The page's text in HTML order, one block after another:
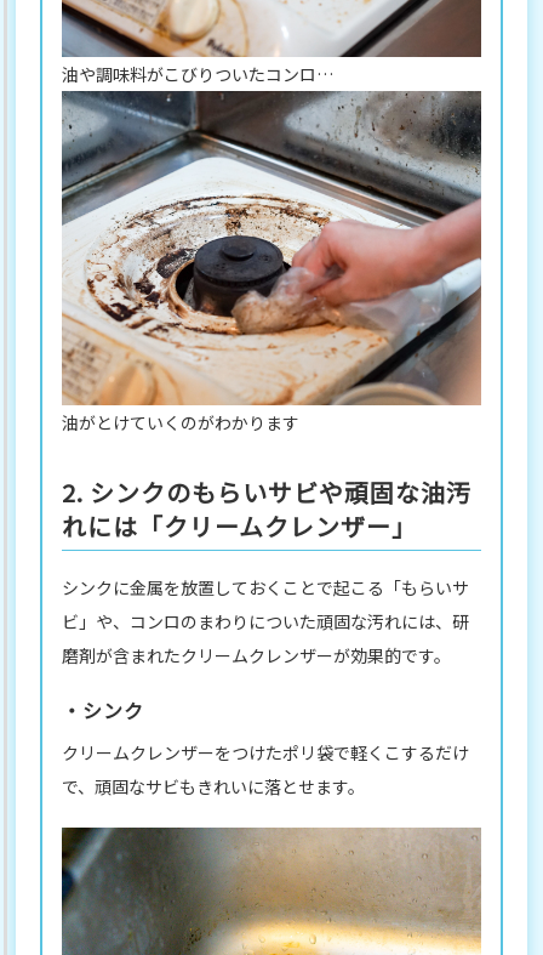
油や調味料がこびりついたコンロ…
油がとけていくのがわかります
2. シンクのもらいサビや頑固な油汚
れには「クリームクレンザー」
シンクに金属を放置しておくことで起こる「もらいサ
ビ」や、コンロのまわりについた頑固な汚れには、研
磨剤が含まれたクリームクレンザーが効果的です。
・シンク
クリームクレンザーをつけたポリ袋で軽くこするだけ
で、頑固なサビもきれいに落とせます。